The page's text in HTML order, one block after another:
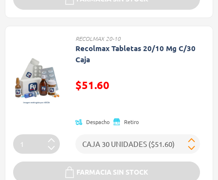
RECOLMAX 20-10
Recolmax Tabletas 20/10 Mg C/30
Caja
$51.60
Despacho Retiro
FARMACIA SIN STOCK